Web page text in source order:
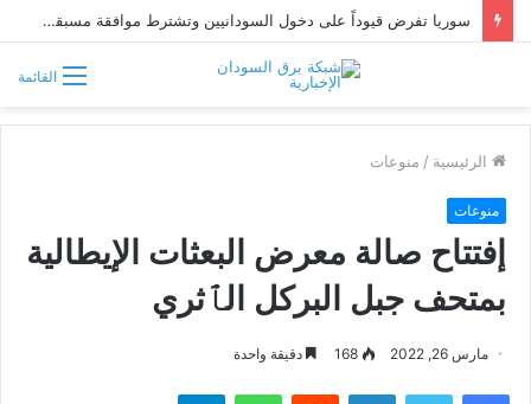
سوريا تفرض قيوداً على دخول السودانيين وتشترط موافقة مسبقة أو دعوة رسمية
القائمة
الرئيسية / منوعات
منوعات
إفتتاح صالة معرض البعثات الإيطالية
بمتحف جبل البركل الٱثري
مارس 26, 2022 168 دقيقة واحدة
فيسبوك تويتر لينكدإن واتساب تيلقرام